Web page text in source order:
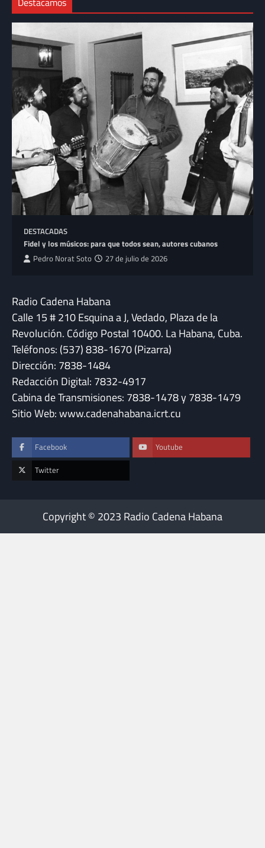
DESTACADAS
Fidel y los músicos: para que todos sean, autores cubanos
Pedro Norat Soto 27 de julio de 2026
Radio Cadena Habana
Calle 15 # 210 Esquina a J, Vedado, Plaza de la
Revolución. Código Postal 10400. La Habana, Cuba.
Teléfonos: (537) 838-1670 (Pizarra)
Dirección: 7838-1484
Redacción Digital: 7832-4917
Cabina de Transmisiones: 7838-1478 y 7838-1479
Sitio Web: www.cadenahabana.icrt.cu
Facebook Youtube
Twitter